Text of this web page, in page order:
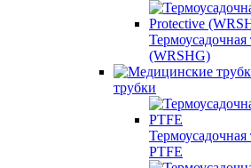
(WRSHG)
трубки
PTFE